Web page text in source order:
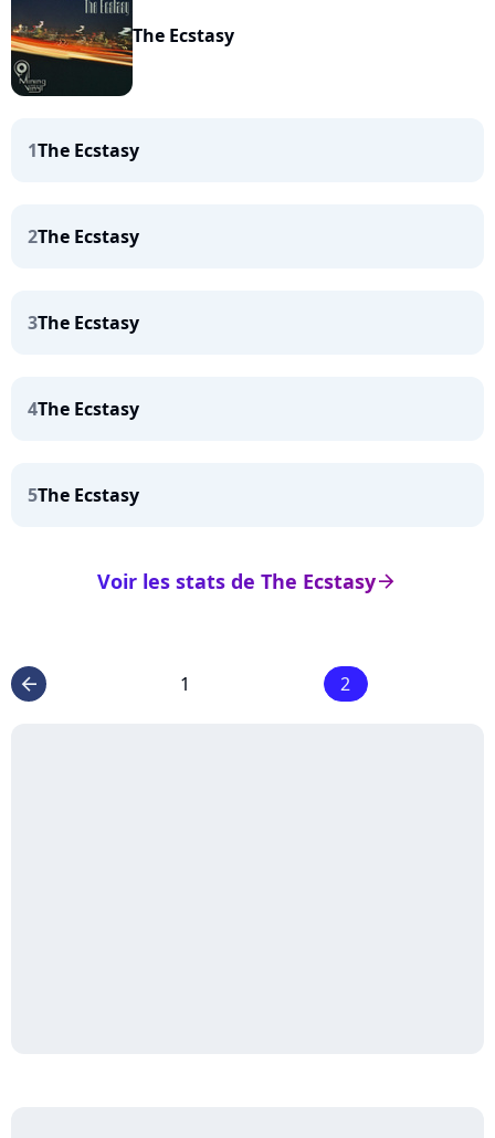
The Ecstasy
1The Ecstasy
2The Ecstasy
3The Ecstasy
4The Ecstasy
5The Ecstasy
arrow_right
Voir les stats de The Ecstasy
arrow_left 1 2